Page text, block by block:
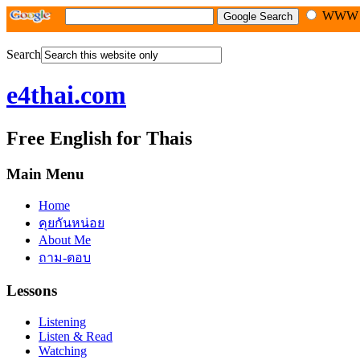
WWW
Search
e4thai.com
Free English for Thais
Main Menu
Home
คุยกันหน่อย
About Me
ถาม-ตอบ
Lessons
Listening
Listen & Read
Watching